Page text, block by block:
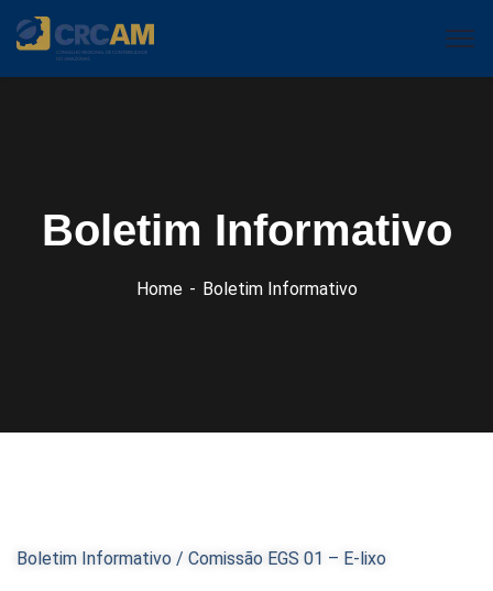
Boletim Informativo
Home Boletim Informativo
Boletim Informativo / Comissão EGS 01 – E-lixo